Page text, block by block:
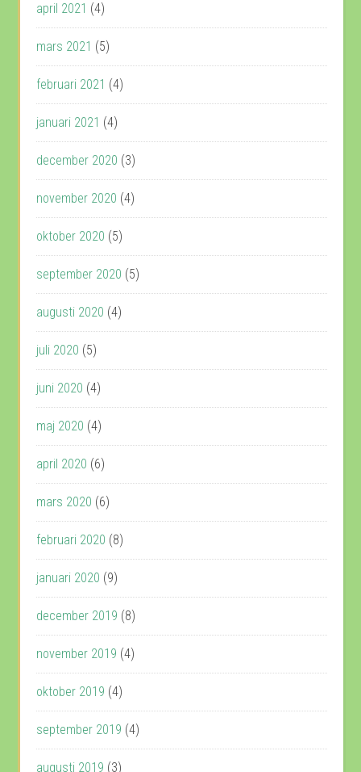
april 2021 (4)
mars 2021 (5)
februari 2021 (4)
januari 2021 (4)
december 2020 (3)
november 2020 (4)
oktober 2020 (5)
september 2020 (5)
augusti 2020 (4)
juli 2020 (5)
juni 2020 (4)
maj 2020 (4)
april 2020 (6)
mars 2020 (6)
februari 2020 (8)
januari 2020 (9)
december 2019 (8)
november 2019 (4)
oktober 2019 (4)
september 2019 (4)
augusti 2019 (3)